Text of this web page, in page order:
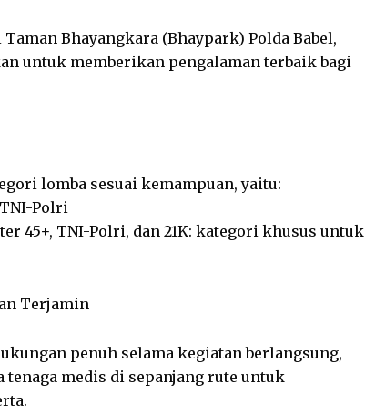
Bhayangkara (Bhaypark) Polda Babel,
untuk memberikan pengalaman terbaik bagi
lomba sesuai kemampuan, yaitu:
Polri
45+, TNI-Polri, dan 21K: kategori khusus untuk
Terjamin
penuh selama kegiatan berlangsung,
medis di sepanjang rute untuk